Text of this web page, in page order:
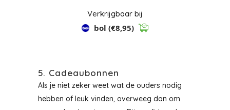
Verkrijgbaar bij
bol (€8,95)
5. Cadeaubonnen
Als je niet zeker weet wat de ouders nodig
hebben of leuk vinden, overweeg dan om